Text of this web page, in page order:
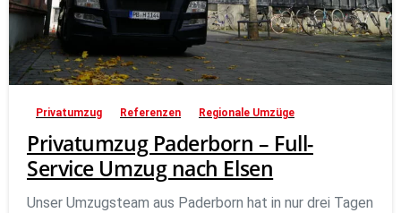
Privatumzug Referenzen Regionale Umzüge
Privatumzug Paderborn – Full-
Service Umzug nach Elsen
Unser Umzugsteam aus Paderborn hat in nur drei Tagen